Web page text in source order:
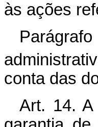
às ações
conta das
Art. 14. A